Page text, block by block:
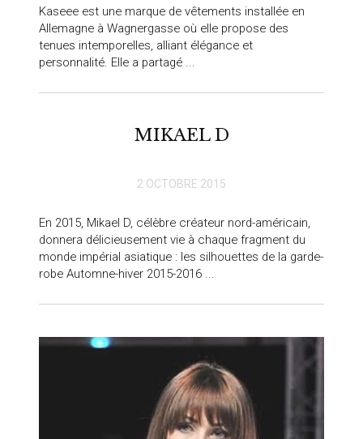
Kaseee est une marque de vêtements installée en
Allemagne à Wagnergasse où elle propose des
tenues intemporelles, alliant élégance et
personnalité. Elle a partagé ...
MIKAEL D
2 OCTOBRE 2015
En 2015, Mikael D, célèbre créateur nord-américain,
donnera délicieusement vie à chaque fragment du
monde impérial asiatique : les silhouettes de la garde-
robe Automne-hiver 2015-2016 ...